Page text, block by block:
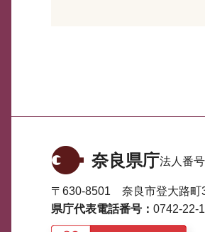
奈良県庁法人番号
〒630-8501 奈良市登大路町
県庁代表電話番号： 0742-22-